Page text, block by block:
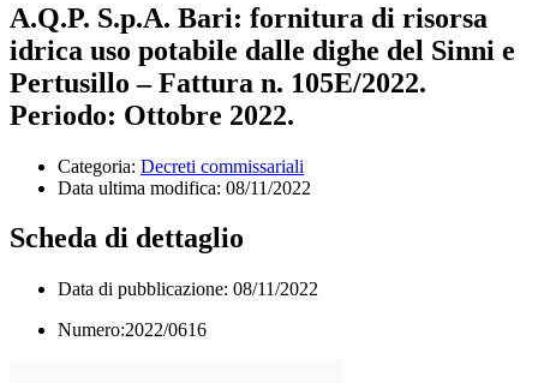
A.Q.P. S.p.A. Bari: fornitura di risorsa
idrica uso potabile dalle dighe del Sinni e
Pertusillo – Fattura n. 105E/2022.
Periodo: Ottobre 2022.
Categoria: Decreti commissariali
Data ultima modifica: 08/11/2022
Scheda di dettaglio
Data di pubblicazione: 08/11/2022
Numero:2022/0616